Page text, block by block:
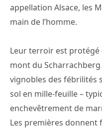
appellation Alsace, les
main de l’homme.
Leur terroir est protégé
mont du
vignobles des fébrilités
sol en mille-feuille –
enchevêtrement de
Les premières donnent